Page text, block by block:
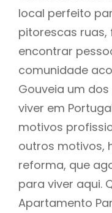
local perfeito
pitorescas
encontrar
comunidade
Gouveia um
viver em
motivos
outros motivos,
reforma, que
para viver aqui.
Apartamento